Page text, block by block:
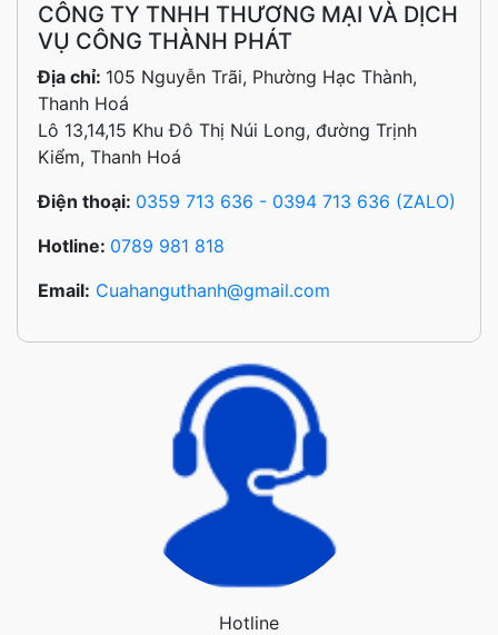
CÔNG TY TNHH THƯƠNG MẠI VÀ DỊCH
VỤ CÔNG THÀNH PHÁT
Địa chỉ: 105 Nguyễn Trãi, Phường Hạc Thành,
Thanh Hoá
Lô 13,14,15 Khu Đô Thị Núi Long, đường Trịnh
Kiểm, Thanh Hoá
Điện thoại: 0359 713 636 - 0394 713 636 (ZALO)
Hotline: 0789 981 818
Email: Cuahanguthanh@gmail.com
Hotline